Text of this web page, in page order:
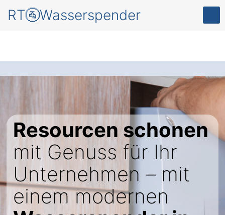
RT🚰Wasserspender
Resourcen schonen
mit Genuss für Ihr
Unternehmen – mit
einem modernen